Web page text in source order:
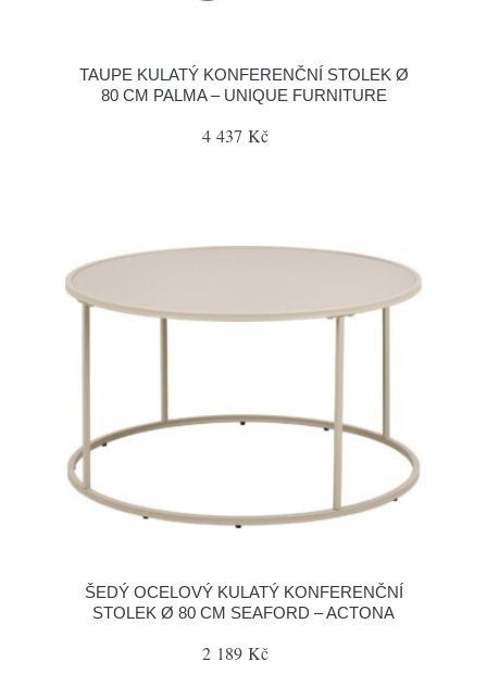
TAUPE KULATÝ KONFERENČNÍ STOLEK Ø
80 CM PALMA – UNIQUE FURNITURE
4 437 Kč
ŠEDÝ OCELOVÝ KULATÝ KONFERENČNÍ
STOLEK Ø 80 CM SEAFORD – ACTONA
2 189 Kč